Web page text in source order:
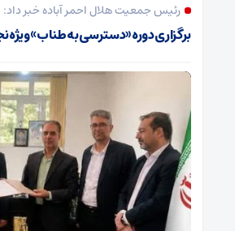
رئیس جمعیت هلال احمر آباده خبر داد:
برگزاری دوره «دسترسی به طناب» ویژه